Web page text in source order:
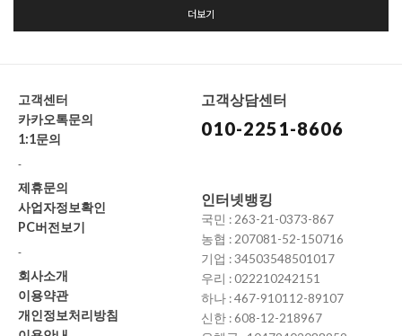
더보기
고객센터
카카오톡문의
1:1문의
-
제휴문의
사업자정보확인
PC버전보기
-
회사소개
이용약관
개인정보처리방침
고객상담센터
010-2251-8606
인터넷뱅킹
국민 : 263-21-0373-867
농협 : 207081-52-150716
기업 : 34503548501017
우리 : 022210242151
하나 : 467-910112-89107
신한 : 608-12-218967